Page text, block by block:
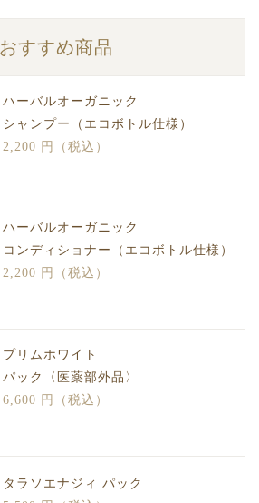
おすすめ商品
ハーバルオーガニック
シャンプー（エコボトル仕様）
2,200 円（税込）
ハーバルオーガニック
コンディショナー（エコボトル仕様）
2,200 円（税込）
プリムホワイト
パック〈医薬部外品〉
6,600 円（税込）
タラソエナジィ パック